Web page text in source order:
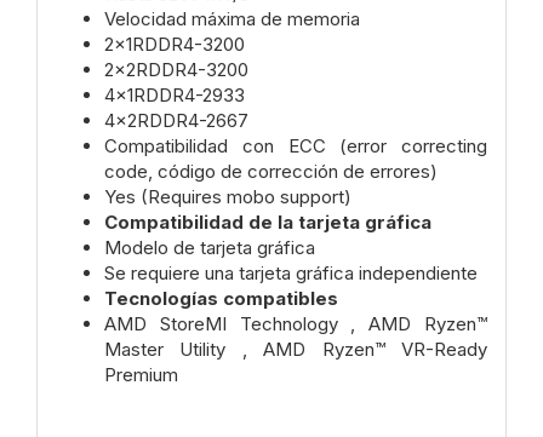
Velocidad máxima de memoria
2x1RDDR4-3200
2x2RDDR4-3200
4x1RDDR4-2933
4x2RDDR4-2667
Compatibilidad con ECC (error correcting
code, código de corrección de errores)
Yes (Requires mobo support)
Compatibilidad de la tarjeta gráfica
Modelo de tarjeta gráfica
Se requiere una tarjeta gráfica independiente
Tecnologías compatibles
AMD StoreMI Technology , AMD Ryzen™
Master Utility , AMD Ryzen™ VR-Ready
Premium